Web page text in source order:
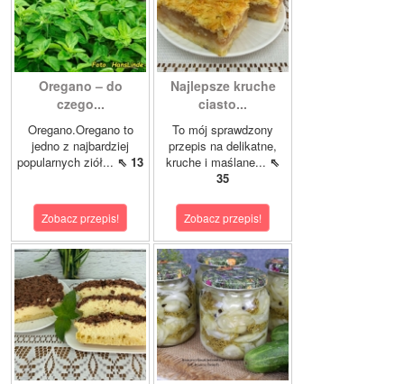
Oregano – do
czego...
Oregano.Oregano to
jedno z najbardziej
popularnych ziół... ⇖ 13
Zobacz przepis!
Najlepsze kruche
ciasto...
To mój sprawdzony
przepis na delikatne,
kruche i maślane... ⇖
35
Zobacz przepis!